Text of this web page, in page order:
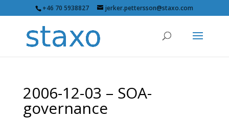
+46 70 5938827 jerker.pettersson@staxo.com
2006-12-03 – SOA-
governance